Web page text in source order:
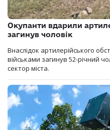
Окупанти вдарили
загинув чоловік
Внаслідок артилерійського
військами загинув 52-річний
сектор міста.